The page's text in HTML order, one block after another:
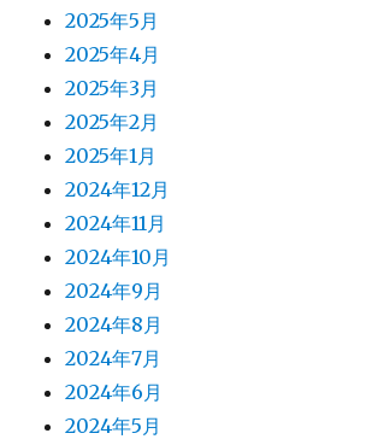
2025年5月
2025年4月
2025年3月
2025年2月
2025年1月
2024年12月
2024年11月
2024年10月
2024年9月
2024年8月
2024年7月
2024年6月
2024年5月